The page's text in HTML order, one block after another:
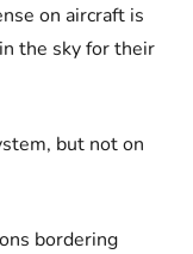
on aircraft is
the sky for their
but not on
bordering